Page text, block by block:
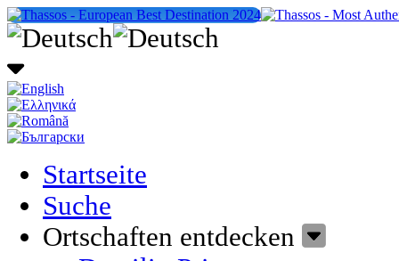
Startseite
Suche
Ortschaften entdecken